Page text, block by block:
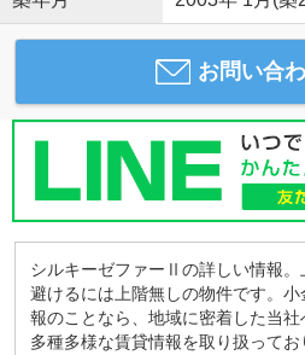
お問い合
シルキーゼファーⅡの詳しい情報。
避けるには上階無しの物件です。
報のことなら、地域に密着した当社
多種多様な賃貸情報を取り扱って